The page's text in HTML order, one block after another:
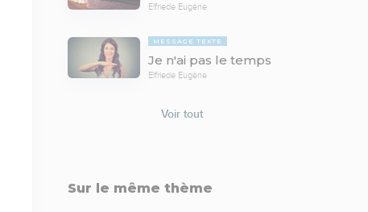
Elfriede Eugène
MESSAGE TEXTE
Je n'ai pas le temps
Elfriede Eugène
Voir tout
Sur le même thème